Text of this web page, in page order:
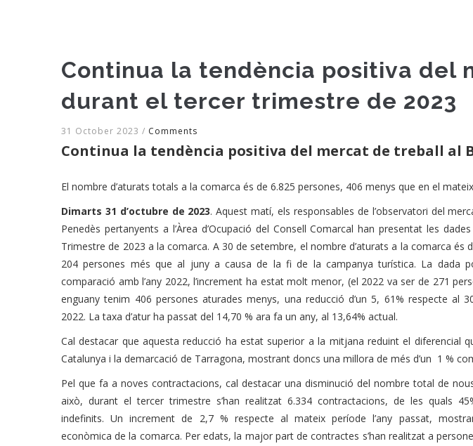
Continua la tendència positiva del
durant el tercer trimestre de 2023
31 October 2023 / Comments
Continua la tendència positiva del mercat de treball al
El nombre d’aturats totals a la comarca és de 6.825 persones, 406 menys que en el
Dimarts 31 d’octubre de 2023. Aquest matí, els responsables de l’observatori del
Penedès pertanyents a l’Àrea d’Ocupació del Consell Comarcal han presentat les
Trimestre de 2023 a la comarca. A 30 de setembre, el nombre d’aturats a la comarca és
204 persones més que al juny a causa de la fi de la campanya turística. La dada
comparació amb l’any 2022, l’increment ha estat molt menor, (el 2022 va ser de 271
enguany tenim 406 persones aturades menys, una reducció d’un 5, 61% respecte al
2022. La taxa d’atur ha passat del 14,70 % ara fa un any, al 13,64% actual.
Cal destacar que aquesta reducció ha estat superior a la mitjana reduint el diferencial
Catalunya i la demarcació de Tarragona, mostrant doncs una millora de més d’un 1 %
Pel que fa a noves contractacions, cal destacar una disminució del nombre total de
això, durant el tercer trimestre s’han realitzat 6.334 contractacions, de les quals
indefinits. Un increment de 2,7 % respecte al mateix període l’any passat,
econòmica de la comarca. Per edats, la major part de contractes s’han realitzat a